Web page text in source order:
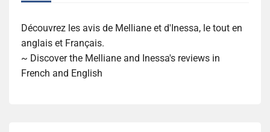
Découvrez les avis de Melliane et d'Inessa, le tout en
anglais et Français.
~ Discover the Melliane and Inessa's reviews in
French and English